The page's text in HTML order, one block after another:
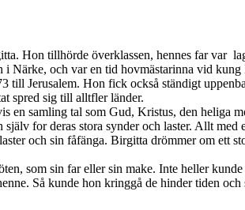
Hon tillhörde överklassen, hennes far var
Närke, och var en tid hovmästarinna vid
Jerusalem. Hon fick också ständigt
spred sig till alltfler länder.
en samling tal som Gud, Kristus, den heliga
for deras stora synder och laster. Allt
och sin fåfänga. Birgitta drömmer om ett
som sin far eller sin make. Inte heller
Så kunde hon kringgå de hinder tiden